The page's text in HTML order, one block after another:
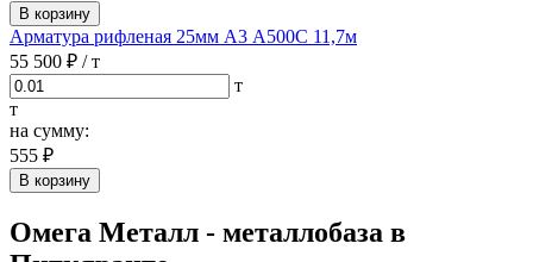
В корзину
Арматура рифленая 25мм А3 А500С 11,7м
55 500 ₽ / т
т
т
на сумму:
555 ₽
В корзину
Омега Металл - металлобаза в